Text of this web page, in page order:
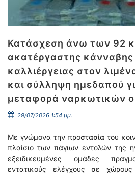
Κατάσχεση άνω των 92
ακατέργαστης κάνναβης
καλλιέργειας στον
και σύλληψη ημεδαπού
μεταφορά ναρκωτικών
29/07/2026 1:54 μμ.
Με γνώμονα την προστασία του
πλαίσιο των πάγιων εντολών της
εξειδικευμένες ομάδες
εντατικούς ελέγχους σε